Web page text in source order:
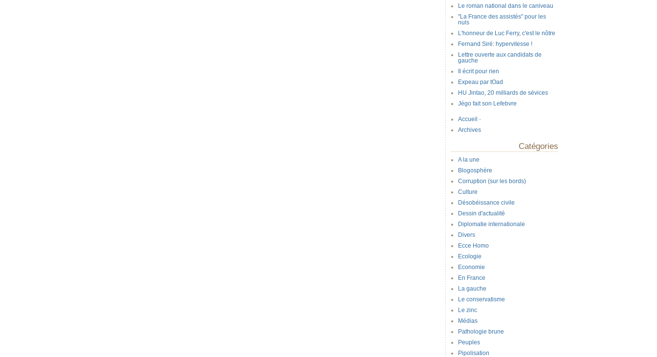
Le roman national dans le caniveau
"La France des assistés" pour les
nuls
L'honneur de Luc Ferry, c'est le nôtre
Fernand Siré: hypervitesse !
Lettre ouverte aux candidats de
gauche
Il écrit pour rien
Expeau par tOad
HU Jintao, 20 milliards de sévices
Jégo fait son Lefebvre
Accueil -
Archives
Catégories
A la une
Blogosphère
Corruption (sur les bords)
Culture
Désobéissance civile
Dessin d'actualité
Diplomatie internationale
Divers
Ecce Homo
Ecologie
Economie
En France
La gauche
Le conservatisme
Le zinc
Médias
Pathologie brune
Peuples
Pipolisation